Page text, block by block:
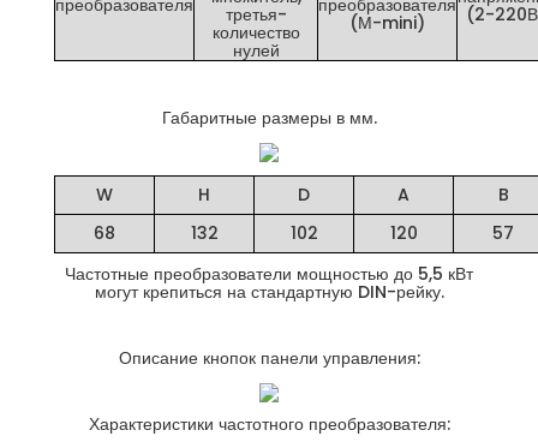
преобразователя третья-
количество
нулей
преобразователя
(М-mini) (2-
Габаритные размеры в мм.
W H D A
B
68
132 102 120
57
Частотные преобразователи мощностью до 5,5 кВт
могут крепиться на стандартную DIN-рейку.
Описание кнопок панели управления:
Характеристики частотного преобразователя: